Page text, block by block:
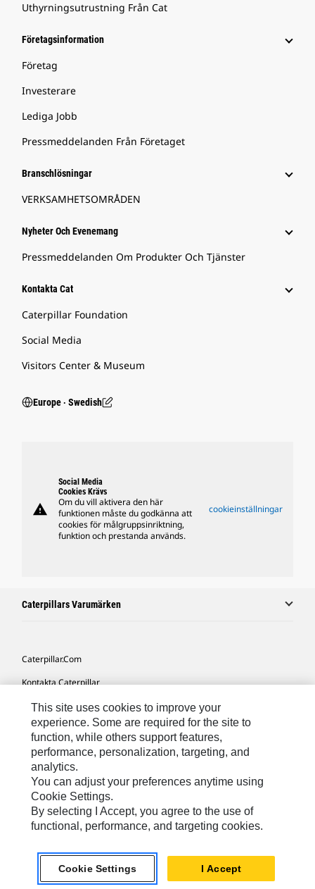
Uthyrningsutrustning Från Cat
Företagsinformation
Företag
Investerare
Lediga Jobb
Pressmeddelanden Från Företaget
Branschlösningar
VERKSAMHETSOMRÅDEN
Nyheter Och Evenemang
Pressmeddelanden Om Produkter Och Tjänster
Kontakta Cat
Caterpillar Foundation
Social Media
Visitors Center & Museum
Europe ‧ Swedish
warning
Social Media
Cookies Krävs
Om du vill aktivera den här
funktionen måste du godkänna att
cookies för målgruppsinriktning,
funktion och prestanda används.
cookieinställningar
Caterpillars Varumärken
Caterpillar.com
Kontakta Caterpillar
Mina Marknadsföringspreferenser
Platskarta
Cookie Settings
Juridiskt
Sekretess
Europe-Swedish© 2026 Caterpillar. Med ensamrätt.
This site uses cookies to improve your
experience. Some are required for the site to
function, while others support features,
performance, personalization, targeting, and
analytics.
You can adjust your preferences anytime using
Cookie Settings.
By selecting I Accept, you agree to the use of
functional, performance, and targeting cookies.
Cookie Settings I Accept